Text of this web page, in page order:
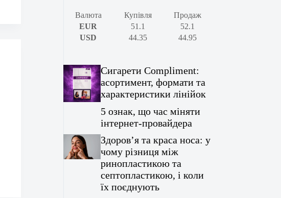
Валюта Купівля
Продаж
EUR
51.1
52.1
USD
44.35 44.95
Сигарети Compliment:
асортимент, формати та
характеристики лінійок
5 ознак, що час міняти
інтернет-провайдера
Здоров’я та краса носа: у
чому різниця між
ринопластикою та
септопластикою, і коли
їх поєднують